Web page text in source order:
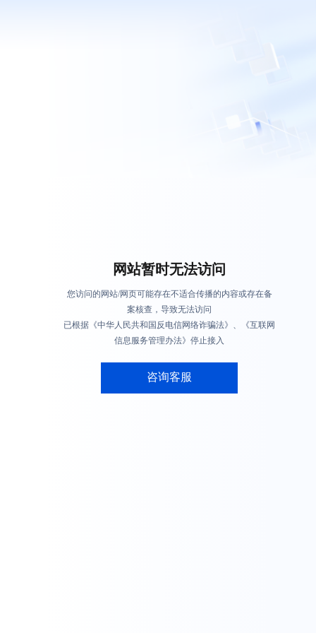
网站暂时无法访问
您访问的网站/网页可能存在不适合传播的内容或存在备
案核查，导致无法访问
已根据《中华人民共和国反电信网络诈骗法》、《互联网
信息服务管理办法》停止接入
咨询客服